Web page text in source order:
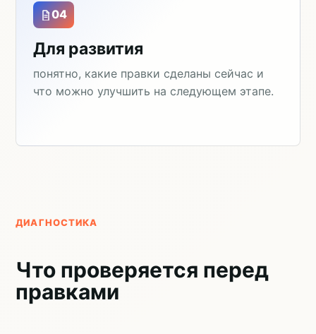
04
Для развития
понятно, какие правки сделаны сейчас и
что можно улучшить на следующем этапе.
ДИАГНОСТИКА
Что проверяется перед
правками